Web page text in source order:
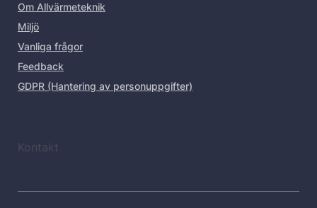
Om Allvärmeteknik
Miljö
Vanliga frågor
Feedback
GDPR (Hantering av personuppgifter)
Kontakt